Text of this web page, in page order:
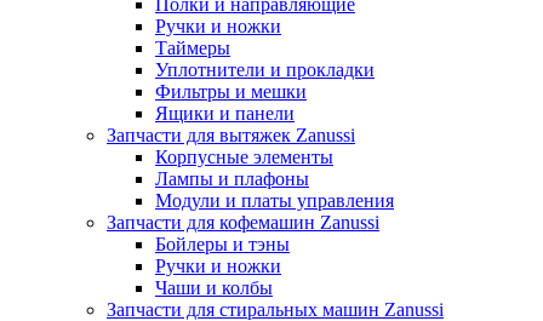
Полки и направляющие
Ручки и ножки
Таймеры
Уплотнители и прокладки
Фильтры и мешки
Ящики и панели
Запчасти для вытяжек Zanussi
Корпусные элементы
Лампы и плафоны
Модули и платы управления
Запчасти для кофемашин Zanussi
Бойлеры и тэны
Ручки и ножки
Чаши и колбы
Запчасти для стиральных машин Zanussi